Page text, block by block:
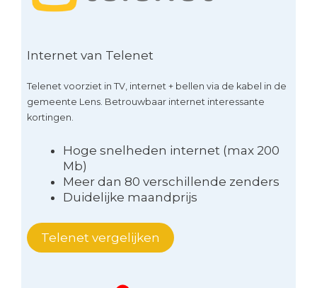
Internet van Telenet
Telenet voorziet in TV, internet + bellen via de kabel in de
gemeente Lens. Betrouwbaar internet interessante
kortingen.
Hoge snelheden internet (max 200
Mb)
Meer dan 80 verschillende zenders
Duidelijke maandprijs
Telenet vergelijken